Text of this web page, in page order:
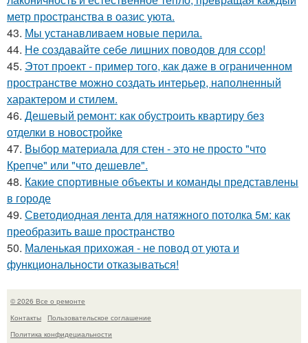
метр пространства в оазис уюта.
43. Мы устанавливаем новые перила.
44. Не создавайте себе лишних поводов для ссор!
45. Этот проект - пример того, как даже в ограниченном
пространстве можно создать интерьер, наполненный
характером и стилем.
46. Дешевый ремонт: как обустроить квартиру без
отделки в новостройке
47. Выбор материала для стен - это не просто "что
Крепче" или "что дешевле".
48. Какие спортивные объекты и команды представлены
в городе
49. Светодиодная лента для натяжного потолка 5м: как
преобразить ваше пространство
50. Маленькая прихожая - не повод от уюта и
функциональности отказываться!
© 2026 Все о ремонте
Контакты
Пользовательское соглашение
Политика конфидециальности